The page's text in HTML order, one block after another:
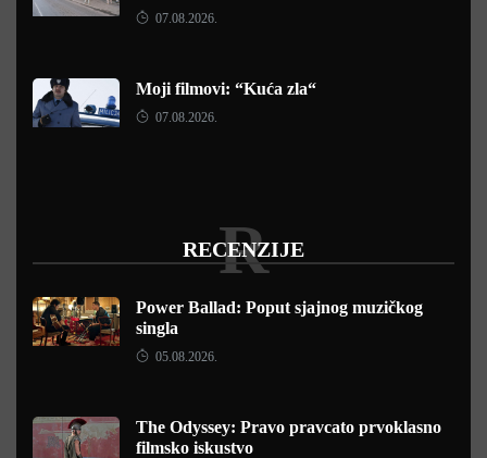
07.08.2026.
Moji filmovi: “Kuća zla“
07.08.2026.
RECENZIJE
R
Power Ballad: Poput sjajnog muzičkog
singla
05.08.2026.
The Odyssey: Pravo pravcato prvoklasno
filmsko iskustvo